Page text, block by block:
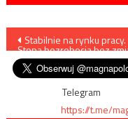
Nawigacja
wpisu
Stabilnie na rynku pracy.
Stopa bezrobocia bez
Telegram
https://t.me/